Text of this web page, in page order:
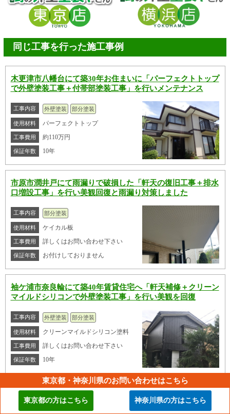
同じ工事を行った施工事例
木更津市八幡台にて築30年お住まいに「パーフェクトトップ
で外壁塗装工事＋付帯部塗装工事」を行いメンテナンス
工事内容 外壁塗装 部分塗装
使用材料 パーフェクトトップ
工事費用 約110万円
保証年数 10年
市原市潤井戸にて雨漏りで破損した「軒天の復旧工事＋排水
口増設工事」を行い美観回復と雨漏り対策しました
工事内容 部分塗装
使用材料 ケイカル板
工事費用 詳しくはお問い合わせ下さい
保証年数 お付けしておりません
袖ケ浦市奈良輪にて築40年賃貸住宅へ「軒天補修＋クリーン
マイルドシリコンで外壁塗装工事」を行い美観を回復
工事内容 外壁塗装 部分塗装
使用材料 クリーンマイルドシリコン塗料
工事費用 詳しくはお問い合わせ下さい
保証年数 10年
その他の施工事例はこちら
同じ地域の施工事例
東京都・神奈川県のお問い合わせはこちら
東京都の方はこちら 神奈川県の方はこちら